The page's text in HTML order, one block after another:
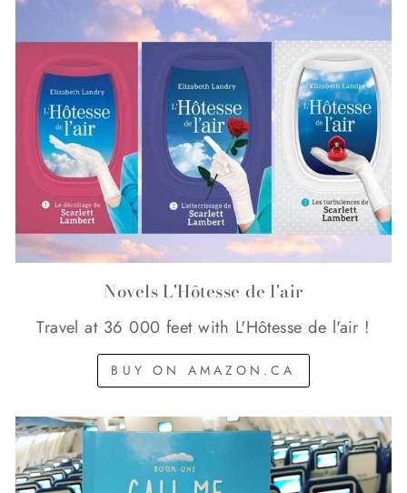
Novels L'Hôtesse de l'air
Travel at 36 000 feet with L'Hôtesse de l'air !
BUY ON AMAZON.CA